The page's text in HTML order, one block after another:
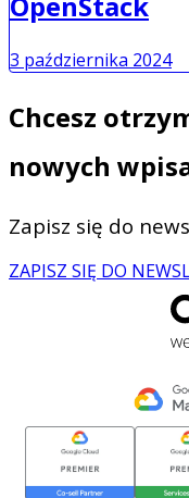
3 października 2024
Chcesz
nowych
Zapisz się do
ZAPISZ SIĘ DO